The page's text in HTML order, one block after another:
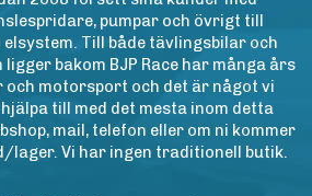
pumpar och övrigt till
Till både tävlingsbilar och
bakom BJP Race har många års
och motorsport och det är något vi
till med det mesta inom detta
mail, telefon eller om ni kommer
lager. Vi har ingen traditionell butik.